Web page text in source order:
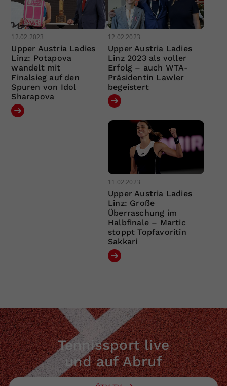
12.02.2023
Upper Austria Ladies
Linz: Potapova
wandelt mit
Finalsieg auf den
Spuren von Idol
Sharapova
12.02.2023
Upper Austria Ladies
Linz 2023 als voller
Erfolg – auch WTA-
Präsidentin Lawler
begeistert
11.02.2023
Upper Austria Ladies
Linz: Große
Überraschung im
Halbfinale – Martic
stoppt Topfavoritin
Sakkari
Tennissport live
und auf Abruf